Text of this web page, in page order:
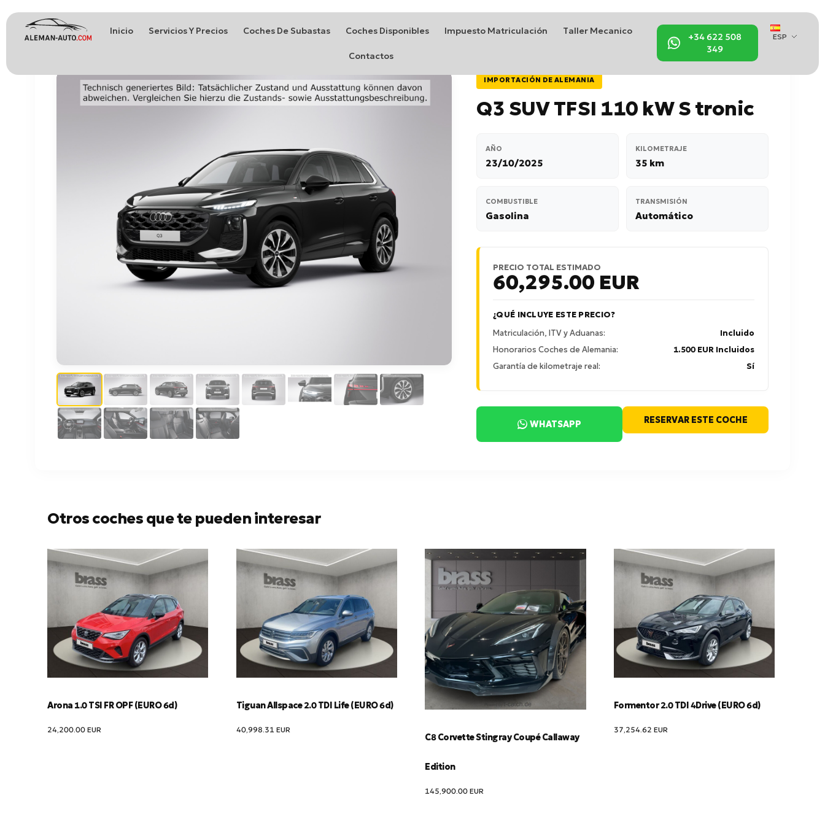
Inicio Servicios Y Precios Coches De Subastas Coches Disponibles Impuesto Matriculación Taller Mecanico
Contactos
+34 622 508
349
ESP
IMPORTACIÓN DE ALEMANIA
Q3 SUV TFSI 110 kW S tronic
AÑO
23/10/2025
KILOMETRAJE
35 km
COMBUSTIBLE
Gasolina
TRANSMISIÓN
Automático
PRECIO TOTAL ESTIMADO
60,295.00 EUR
¿QUÉ INCLUYE ESTE PRECIO?
Matriculación, ITV y Aduanas:
Incluido
Honorarios Coches de Alemania:
1.500 EUR Incluidos
Garantía de kilometraje real:
Sí
WHATSAPP RESERVAR ESTE COCHE
Otros coches que te pueden interesar
Arona 1.0 TSI FR OPF (EURO 6d)
24,200.00 EUR
Tiguan Allspace 2.0 TDI Life (EURO 6d)
40,998.31 EUR
C8 Corvette Stingray Coupé Callaway
Edition
145,900.00EUR
Formentor 2.0 TDI 4Drive (EURO 6d)
37,254.62 EUR